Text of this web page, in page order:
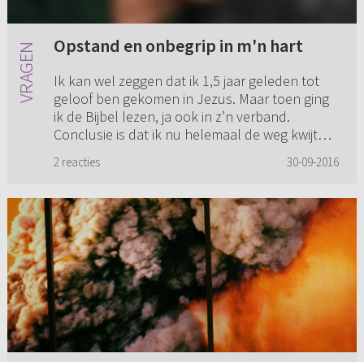
Opstand en onbegrip in m'n hart
Ik kan wel zeggen dat ik 1,5 jaar geleden tot
geloof ben gekomen in Jezus. Maar toen ging
ik de Bijbel lezen, ja ook in z’n verband.
Conclusie is dat ik nu helemaal de weg kwijt
2 reacties 30-09-2016